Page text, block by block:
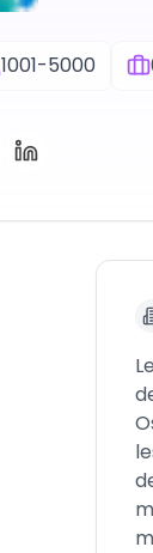
1001-5000